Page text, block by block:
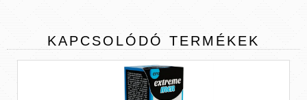
KAPCSOLÓDÓ TERMÉKEK